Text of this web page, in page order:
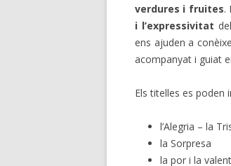
verdures i fruites.
i l’expressivitat
ens ajuden a
acompanyat i guiat
Els titelles es poden
l’Alegria – la
la Sorpresa
la por i la